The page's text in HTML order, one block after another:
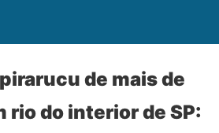
de mais de
rio do interior de SP: